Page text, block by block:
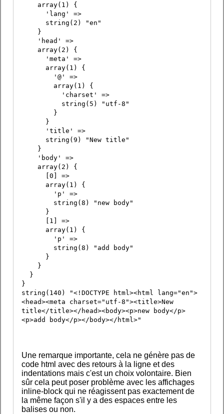
array(1) {
'lang' =>
string(2) "en"
}
'head' =>
array(2) {
'meta' =>
array(1) {
'@' =>
array(1) {
'charset' =>
string(5) "utf-8"
}
}
'title' =>
string(9) "New title"
}
'body' =>
array(2) {
[0] =>
array(1) {
'p' =>
string(8) "new body"
}
[1] =>
array(1) {
'p' =>
string(8) "add body"
}
}
}
}
string(140) "<!DOCTYPE html><html lang="en">
<head><meta charset="utf-8"><title>New
title</title></head><body><p>new body</p>
<p>add body</p></body></html>"
Une remarque importante, cela ne génère pas de
code html avec des retours à la ligne et des
indentations mais c'est un choix volontaire. Bien
sûr cela peut poser problème avec les affichages
inline-block qui ne réagissent pas exactement de
la même façon s'il y a des espaces entre les
balises ou non.